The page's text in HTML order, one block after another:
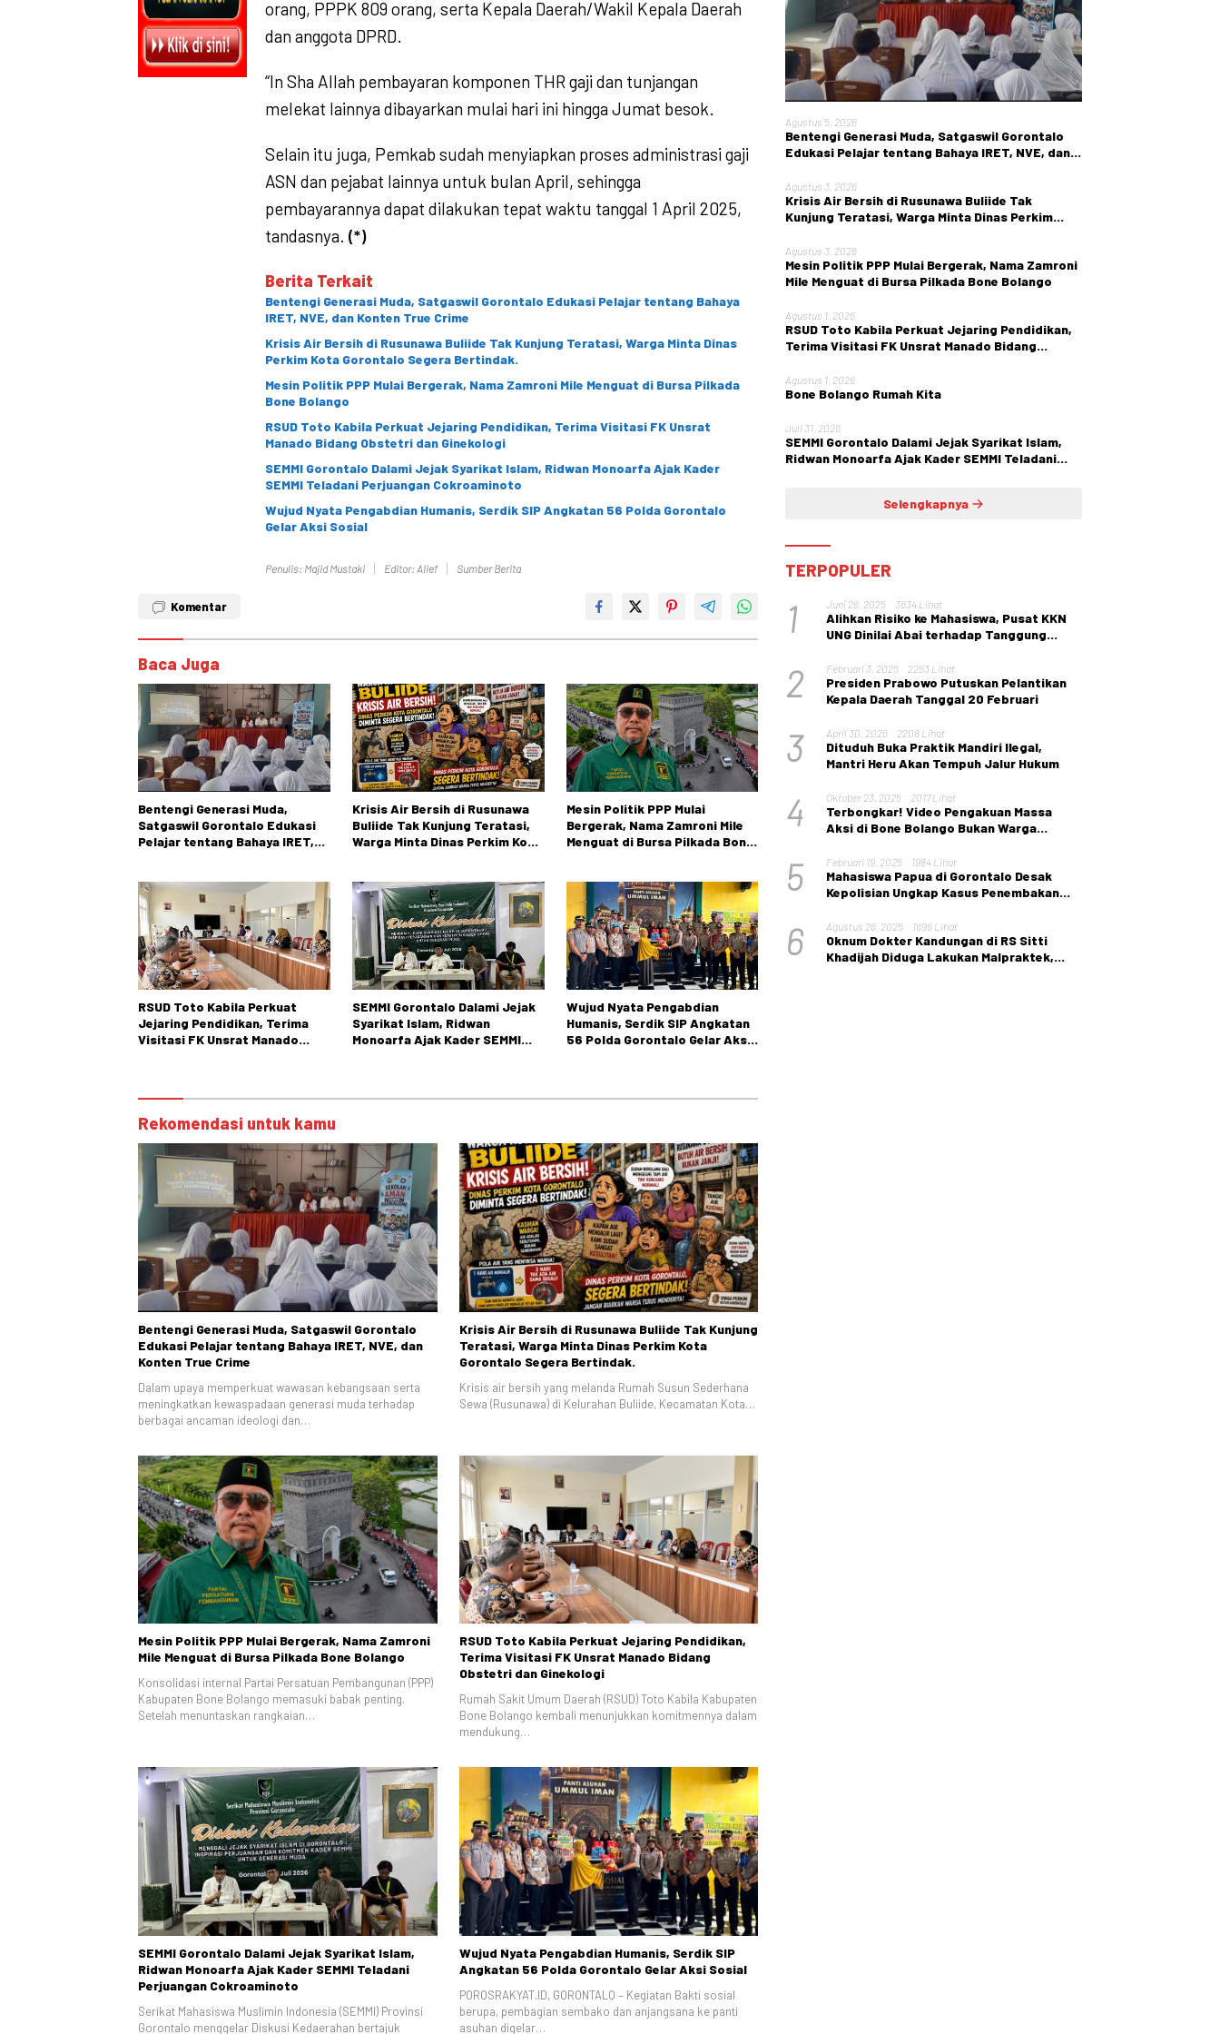
orang, PPPK 809 orang, serta Kepala Daerah/Wakil Kepala Daerah
dan anggota DPRD.
“In Sha Allah pembayaran komponen THR gaji dan tunjangan
melekat lainnya dibayarkan mulai hari ini hingga Jumat besok.
Selain itu juga, Pemkab sudah menyiapkan proses administrasi gaji
ASN dan pejabat lainnya untuk bulan April, sehingga
pembayarannya dapat dilakukan tepat waktu tanggal 1 April 2025,
tandasnya. (*)
Berita Terkait
Bentengi Generasi Muda, Satgaswil Gorontalo Edukasi Pelajar tentang Bahaya
IRET, NVE, dan Konten True Crime
Krisis Air Bersih di Rusunawa Buliide Tak Kunjung Teratasi, Warga Minta Dinas
Perkim Kota Gorontalo Segera Bertindak.
Mesin Politik PPP Mulai Bergerak, Nama Zamroni Mile Menguat di Bursa Pilkada
Bone Bolango
RSUD Toto Kabila Perkuat Jejaring Pendidikan, Terima Visitasi FK Unsrat
Manado Bidang Obstetri dan Ginekologi
SEMMI Gorontalo Dalami Jejak Syarikat Islam, Ridwan Monoarfa Ajak Kader
SEMMI Teladani Perjuangan Cokroaminoto
Wujud Nyata Pengabdian Humanis, Serdik SIP Angkatan 56 Polda Gorontalo
Gelar Aksi Sosial
Penulis: Majid Mustaki Editor: Alief Sumber Berita
Komentar
Baca Juga
Bentengi Generasi Muda,
Satgaswil Gorontalo Edukasi
Pelajar tentang Bahaya IRET,
Krisis Air Bersih di Rusunawa
Buliide Tak Kunjung Teratasi,
Warga Minta Dinas Perkim Kota
Mesin Politik PPP Mulai
Bergerak, Nama Zamroni Mile
Menguat di Bursa Pilkada Bone
RSUD Toto Kabila Perkuat
Jejaring Pendidikan, Terima
Visitasi FK Unsrat Manado
SEMMI Gorontalo Dalami Jejak
Syarikat Islam, Ridwan
Monoarfa Ajak Kader SEMMI
Wujud Nyata Pengabdian
Humanis, Serdik SIP Angkatan
56 Polda Gorontalo Gelar Aksi
Rekomendasi untuk kamu
Bentengi Generasi Muda, Satgaswil Gorontalo
Edukasi Pelajar tentang Bahaya IRET, NVE, dan
Konten True Crime
Dalam upaya memperkuat wawasan kebangsaan serta
meningkatkan kewaspadaan generasi muda terhadap
berbagai ancaman ideologi dan…
Krisis Air Bersih di Rusunawa Buliide Tak Kunjung
Teratasi, Warga Minta Dinas Perkim Kota
Gorontalo Segera Bertindak.
Krisis air bersih yang melanda Rumah Susun Sederhana
Sewa (Rusunawa) di Kelurahan Buliide, Kecamatan Kota…
Mesin Politik PPP Mulai Bergerak, Nama Zamroni
Mile Menguat di Bursa Pilkada Bone Bolango
Konsolidasi internal Partai Persatuan Pembangunan (PPP)
Kabupaten Bone Bolango memasuki babak penting.
Setelah menuntaskan rangkaian…
RSUD Toto Kabila Perkuat Jejaring Pendidikan,
Terima Visitasi FK Unsrat Manado Bidang
Obstetri dan Ginekologi
Rumah Sakit Umum Daerah (RSUD) Toto Kabila Kabupaten
Bone Bolango kembali menunjukkan komitmennya dalam
mendukung…
SEMMI Gorontalo Dalami Jejak Syarikat Islam,
Ridwan Monoarfa Ajak Kader SEMMI Teladani
Perjuangan Cokroaminoto
Serikat Mahasiswa Muslimin Indonesia (SEMMI) Provinsi
Gorontalo menggelar Diskusi Kedaerahan bertajuk
Wujud Nyata Pengabdian Humanis, Serdik SIP
Angkatan 56 Polda Gorontalo Gelar Aksi Sosial
POROSRAKYAT.ID, GORONTALO – Kegiatan Bakti sosial
berupa, pembagian sembako dan anjangsana ke panti
asuhan digelar…
Agustus 5, 2026
Bentengi Generasi Muda, Satgaswil Gorontalo
Edukasi Pelajar tentang Bahaya IRET, NVE, dan
Agustus 3, 2026
Krisis Air Bersih di Rusunawa Buliide Tak
Kunjung Teratasi, Warga Minta Dinas Perkim
Agustus 3, 2026
Mesin Politik PPP Mulai Bergerak, Nama Zamroni
Mile Menguat di Bursa Pilkada Bone Bolango
Agustus 1, 2026
RSUD Toto Kabila Perkuat Jejaring Pendidikan,
Terima Visitasi FK Unsrat Manado Bidang
Agustus 1, 2026
Bone Bolango Rumah Kita
Juli 31, 2026
SEMMI Gorontalo Dalami Jejak Syarikat Islam,
Ridwan Monoarfa Ajak Kader SEMMI Teladani
Selengkapnya
TERPOPULER
1 Juni 26, 2025 3634 Lihat
Alihkan Risiko ke Mahasiswa, Pusat KKN
UNG Dinilai Abai terhadap Tanggung
2 Februari 3, 2025 2263 Lihat
Presiden Prabowo Putuskan Pelantikan
Kepala Daerah Tanggal 20 Februari
3 April 30, 2026 2208 Lihat
Dituduh Buka Praktik Mandiri Ilegal,
Mantri Heru Akan Tempuh Jalur Hukum
4 Oktober 23, 2025 2017 Lihat
Terbongkar! Video Pengakuan Massa
Aksi di Bone Bolango Bukan Warga
5 Februari 19, 2025 1984 Lihat
Mahasiswa Papua di Gorontalo Desak
Kepolisian Ungkap Kasus Penembakan
6 Agustus 26, 2025 1696 Lihat
Oknum Dokter Kandungan di RS Sitti
Khadijah Diduga Lakukan Malpraktek,